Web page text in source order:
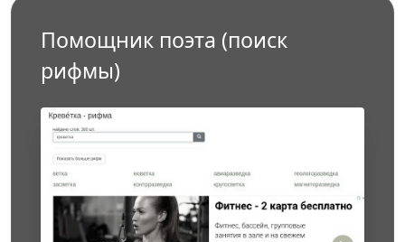
Помощник поэта (поиск
рифмы)